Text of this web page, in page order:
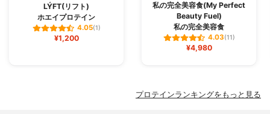
LÝFT(リフト)
ホエイプロテイン
4.05(1)
¥1,200
私の完全美容食(My Perfect
Beauty Fuel)
私の完全美容食
4.03(11)
¥4,980
プロテインランキングをもっと見る